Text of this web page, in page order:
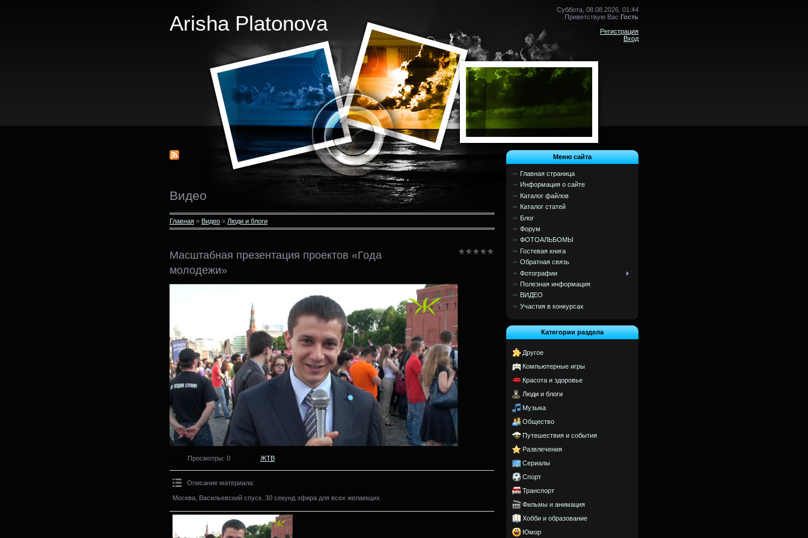
Arisha Platonova
Суббота, 08.08.2026, 01:44
Приветствую Вас Гость
Регистрация
Вход
Видео
Главная » Видео » Люди и блоги
Масштабная презентация проектов «Года
молодежи»
Просмотры: 0 ЖТВ
Описание материала:
Москва, Васильевский спуск. 30 секунд эфира для всех желающих.
Меню сайта
Главная страница
Информация о сайте
Каталог файлов
Каталог статей
Блог
Форум
ФОТОАЛЬБОМЫ
Гостевая книга
Обратная связь
Фотографии
Полезная информация
ВИДЕО
Участия в конкурсах
Категории раздела
Другое
Компьютерные игры
Красота и здоровье
Люди и блоги
Музыка
Общество
Путешествия и события
Развлечения
Сериалы
Спорт
Транспорт
Фильмы и анимация
Хобби и образование
Юмор